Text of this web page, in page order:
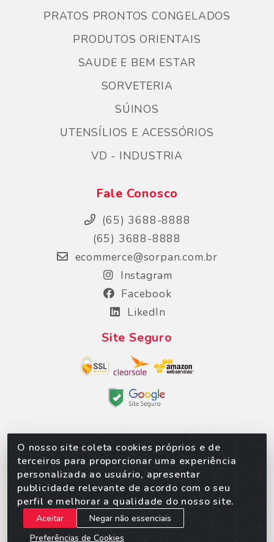
O nosso site coleta cookies próprios e de
terceiros para proporcionar uma experiência
personalizada ao usuário, apresentar
publicidade relevante de acordo com o seu
perfil e melhorar a qualidade do nosso site.
Aceitar
Negar não essenciais
Preferências de Cookies
PRATOS PRONTOS CONGELADOS
PRODUTOS ORIENTAIS
SAUDE E BEM ESTAR
SORVETERIA
SÚINOS
UTENSÍLIOS E ACESSÓRIOS
VD - INDUSTRIA
Fale Conosco
(65) 3688-8888
(65) 3688-8888
ecommerce@sorpan.com.br
Instagram
Facebook
LikedIn
Site Seguro
Sorpan - Rodovia dos Imigrantes, Lote 06, São
Matheus, Várzea Grande/MT – CEP 78152-135 -
CNPJ 02.623.537/0010-24